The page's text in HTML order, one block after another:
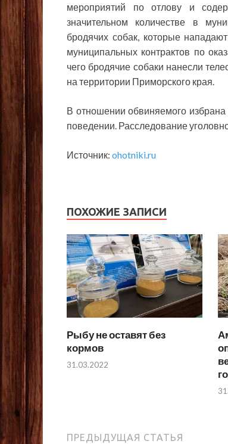
мероприятий по отлову и
значительном количестве в
бродячих собак, которые
муниципальных контрактов по
чего бродячие собаки нанесли
на территории Приморского края.
В отношении обвиняемого
поведении. Расследование
Источник: ohotniki.ru
ПОХОЖИЕ ЗАПИСИ
Рыбу не оставят без
кормов
31.03.2022
ПРЕДЫДУЩАЯ СТАТЬЯ